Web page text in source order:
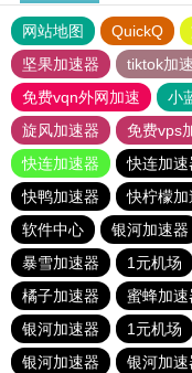
网站地图 QuickQ
坚果加速器
tiktok加
免费vqn外网加速
小
旋风加速器
免费vps
快连加速器
快连加速
快鸭加速器
快柠檬加
软件中心
银河加速器
暴雪加速器
1元机场
橘子加速器
蜜蜂加速
银河加速器
1元机场
银河加速器
银河加速